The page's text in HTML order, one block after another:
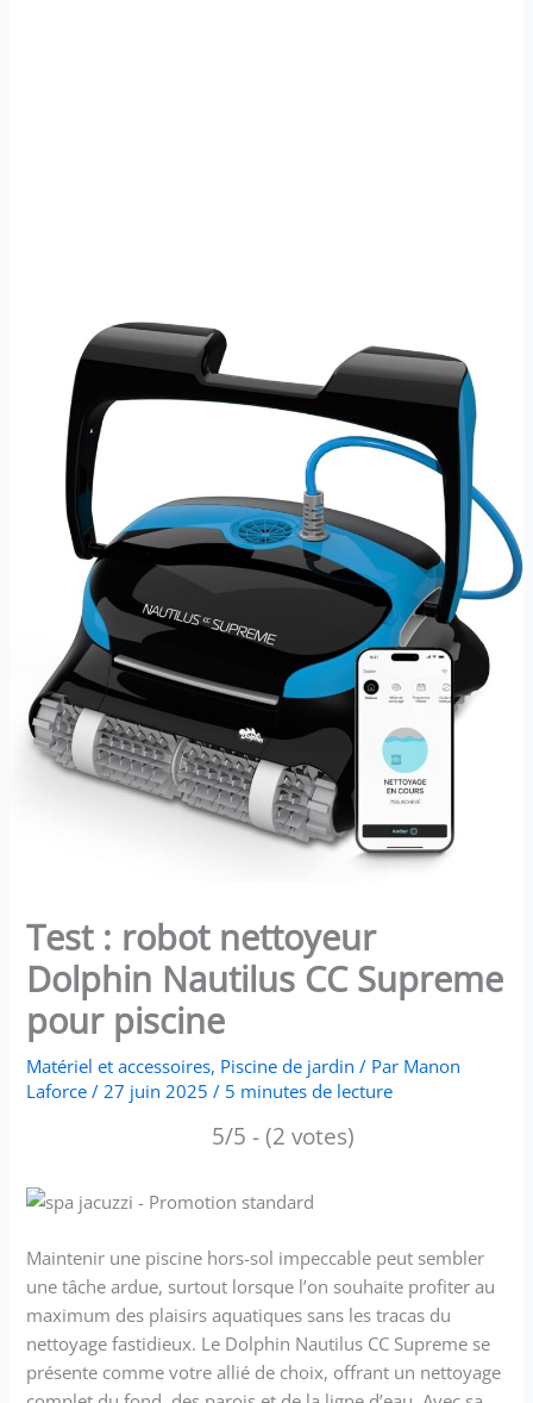
Test : robot nettoyeur
Dolphin Nautilus CC Supreme
pour piscine
Matériel et accessoires, Piscine de jardin / Par Manon
Laforce/27 juin 2025/ 5 minutes de lecture
5/5 - (2 votes)
Maintenir une piscine hors-sol impeccable peut sembler
une tâche ardue, surtout lorsque l’on souhaite profiter au
maximum des plaisirs aquatiques sans les tracas du
nettoyage fastidieux. Le Dolphin Nautilus CC Supreme se
présente comme votre allié de choix, offrant un nettoyage